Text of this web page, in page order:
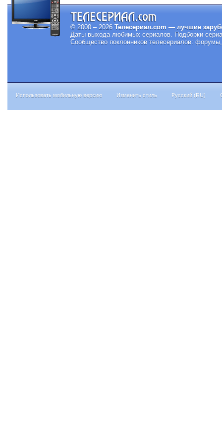
© 2000 – 2026 Телесериал.com — лучшие
Даты выхода любимых сериалов. Подборки
Сообщество поклонников телесериалов:
Использовать мобильную версию Изменить стиль Русский (RU)